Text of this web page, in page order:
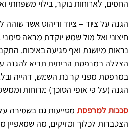
החמים, לארוחות בוקר, בילוי משפחתי
הגנה על ציוד – ציוד וריהוט אשר
חיצוני ואל מול שמש יוקדת מראה סימני
נראות מיושנת ואף פגיעה באיכות.
הצללה במרפסת הביתית תביא להגנה
במרפסת מפני קרינת השמש, דהייה
הגנה (על פי אופי הסוכך) מרוחות
סככות למרפסת מסייעות גם בשמירה
הצטברות לכלוך ומזיקים, מה שמאפיין